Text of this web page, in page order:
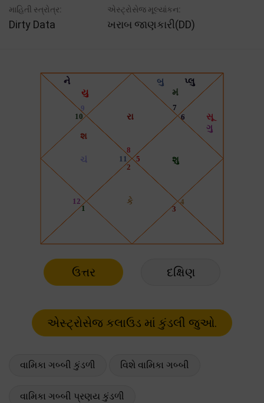
માહિતી સ્ત્રોત્ર:
Dirty Data
એસ્ટ્રોસેજ મૂલ્યાંકન:
ખરાબ જાણકારી(DD)
ઉત્તર દક્ષિણ
વામિકા ગબ્બી કુંડળી વિશે વામિકા ગબ્બી
વામિકા ગબ્બી પ્રણય કુંડળી